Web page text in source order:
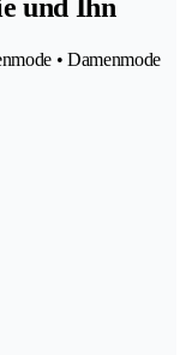
und Ihn
• Damenmode